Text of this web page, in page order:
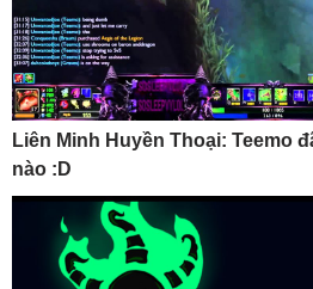
Liên Minh Huyền Thoại: Teemo
nào :D